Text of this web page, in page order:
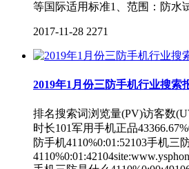
等国际适用标准1、范围：防水
2017-11-28 2271
2019年1月份三防手机行业搜索
排名搜索词浏览量(PV)访客数
时长101军用手机正品
防手机4110%0:01:52103手机三